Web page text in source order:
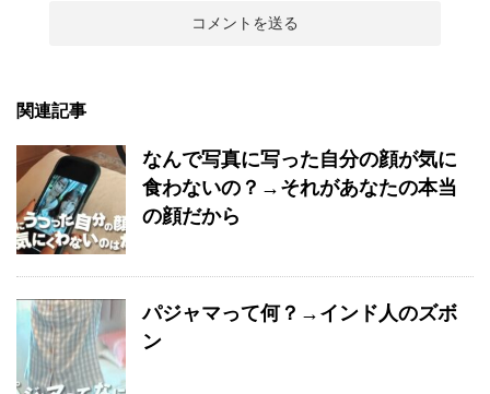
関連記事
なんで写真に写った自分の顔が気に
食わないの？→それがあなたの本当
の顔だから
パジャマって何？→インド人のズボ
ン